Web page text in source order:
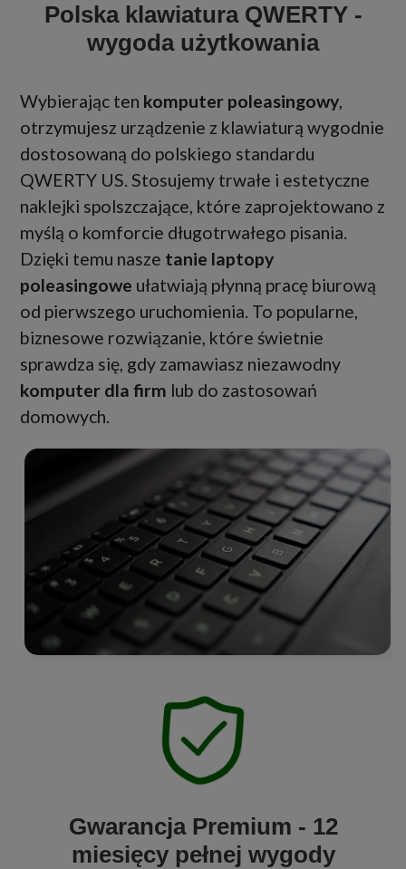
Polska klawiatura QWERTY -
wygoda użytkowania
Wybierając ten komputer poleasingowy,
otrzymujesz urządzenie z klawiaturą wygodnie
dostosowaną do polskiego standardu
QWERTY US. Stosujemy trwałe i estetyczne
naklejki spolszczające, które zaprojektowano z
myślą o komforcie długotrwałego pisania.
Dzięki temu nasze tanie laptopy
poleasingowe ułatwiają płynną pracę biurową
od pierwszego uruchomienia. To popularne,
biznesowe rozwiązanie, które świetnie
sprawdza się, gdy zamawiasz niezawodny
komputer dla firm lub do zastosowań
domowych.
Gwarancja Premium - 12
miesięcy pełnej wygody